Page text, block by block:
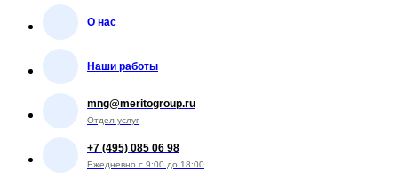
О нас
Наши работы
mng@meritogroup.ru
Отдел услуг
+7 (495) 085 06 98
Ежедневно с 9:00 до 18:00